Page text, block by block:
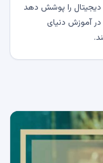
دیجیتال را پوشش دهد
در آموزش دنیای